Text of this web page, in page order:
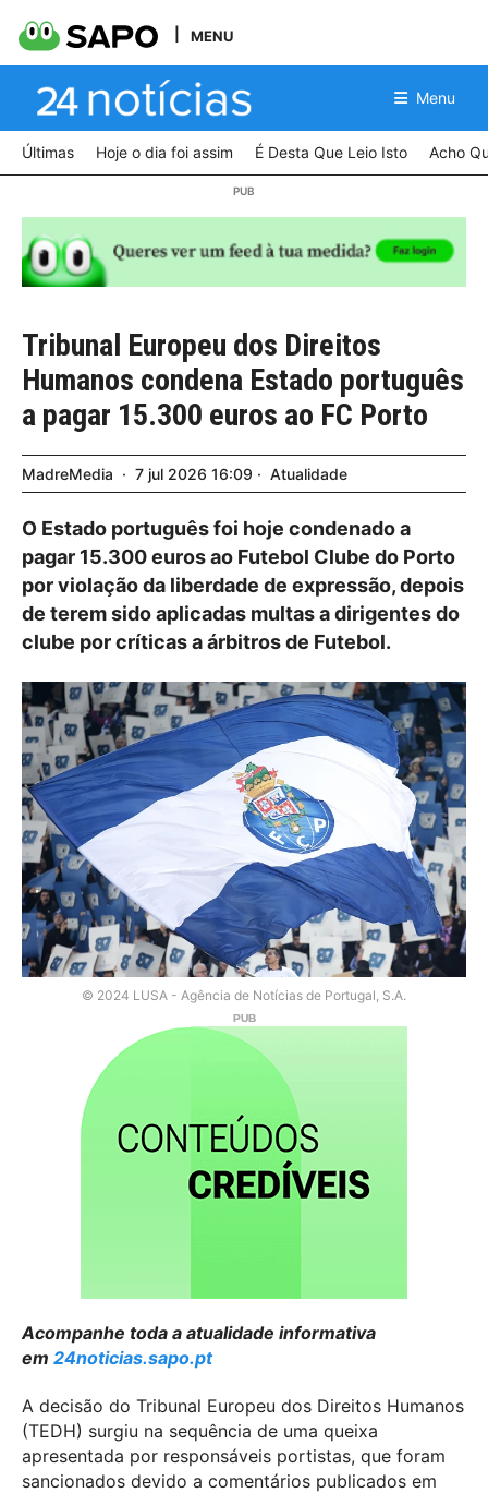
MENU
Menu
Últimas Hoje o dia foi assim É Desta Que Leio Isto Acho
Tribunal Europeu dos Direitos
Humanos condena Estado português
a pagar 15.300 euros ao FC Porto
MadreMedia 7 jul 2026 16:09 Atualidade
O Estado português foi hoje condenado a
pagar 15.300 euros ao Futebol Clube do Porto
por violação da liberdade de expressão, depois
de terem sido aplicadas multas a dirigentes do
clube por críticas a árbitros de Futebol.
© 2024 LUSA - Agência de Notícias de Portugal, S.A.
Acompanhe toda a atualidade informativa
em 24noticias.sapo.pt
A decisão do Tribunal Europeu dos Direitos Humanos
(TEDH) surgiu na sequência de uma queixa
apresentada por responsáveis portistas, que foram
sancionados devido a comentários publicados em